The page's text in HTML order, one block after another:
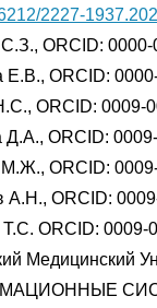
2227-
ORCID: 0000-
Е.В., ORCID:
ORCID: 0009-
Д.А., ORCID:
ORCID:
А.Н., ORCID:
ORCID: 0009-
Медицинский